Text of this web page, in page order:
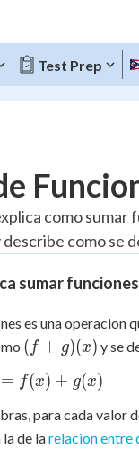
Test Prep
10%
"Let's build your foundation!"
No score
Reviewed
No attempts
como sumar
describe como se
sumar funciones
es una operacion
(f+g)
( f + g)(x) y se
= f(x) + g(x)
para cada valor
de larelacion entre